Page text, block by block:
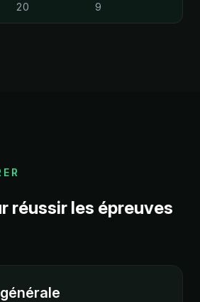
20 9
réussir les épreuves